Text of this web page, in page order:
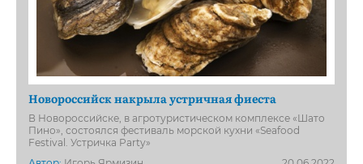
Новороссийск накрыла устричная фиеста
В Новороссийске, в агротуристическом комплексе «Шато
Пино», состоялся фестиваль морской кухни «Seafood
Festival. Устричка Party»